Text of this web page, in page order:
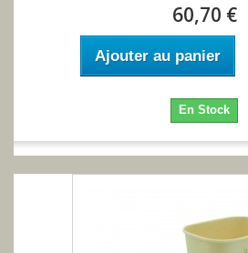
60,70 €
Ajouter au panier
En Stock